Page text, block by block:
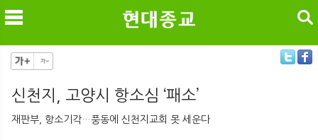
메
검색
신천지, 고양시 항소심 ‘패소’
재판부, 항소기각…풍동에 신천지교회 못 세운다